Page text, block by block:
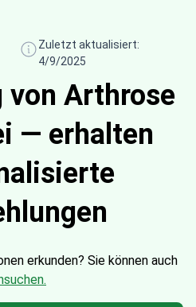
Zuletzt aktualisiert:
4/9/2025
von Arthrose
— erhalten
erkunden? Sie können auch